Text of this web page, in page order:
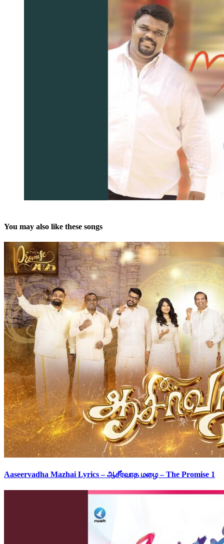
You may also like these songs
Aaseervadha Mazhai Lyrics – ஆசீர்வாத மழை – The Promise 1